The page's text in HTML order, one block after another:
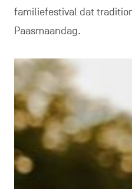
familiefestival dat
Paasmaandag.